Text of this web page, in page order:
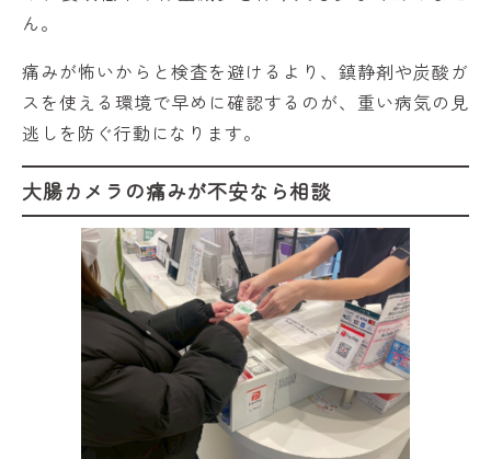
ん。
痛みが怖いからと検査を避けるより、鎮静剤や炭酸ガ
スを使える環境で早めに確認するのが、重い病気の見
逃しを防ぐ行動になります。
大腸カメラの痛みが不安なら相談